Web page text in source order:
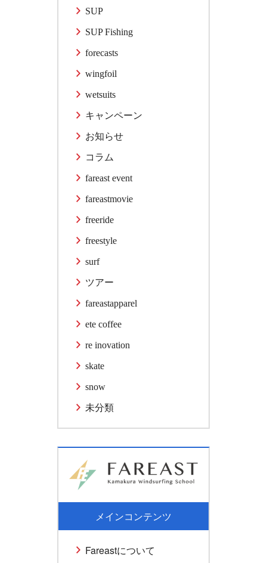
SUP
SUP Fishing
forecasts
wingfoil
wetsuits
キャンペーン
お知らせ
コラム
fareast event
fareastmovie
freeride
freestyle
surf
ツアー
fareastapparel
ete coffee
re inovation
skate
snow
未分類
メインコンテンツ
Fareastについて